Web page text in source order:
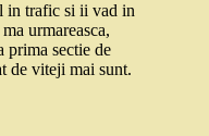
in trafic si ii vad in
urmareasca,
prima sectie de
de viteji mai sunt.